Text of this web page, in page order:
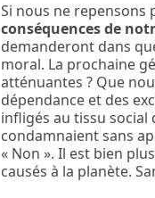
Si nous ne repensons
conséquences de
demanderont dans
moral. La prochaine
atténuantes ? Que
dépendance et des
infligés au tissu social
condamnaient sans
« Non ». Il est bien
causés à la planète.